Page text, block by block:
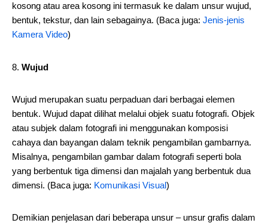
kosong atau area kosong ini termasuk ke dalam unsur wujud,
bentuk, tekstur, dan lain sebagainya. (Baca juga: Jenis-jenis
Kamera Video)
Wujud
Wujud merupakan suatu perpaduan dari berbagai elemen
bentuk. Wujud dapat dilihat melalui objek suatu fotografi. Objek
atau subjek dalam fotografi ini menggunakan komposisi
cahaya dan bayangan dalam teknik pengambilan gambarnya.
Misalnya, pengambilan gambar dalam fotografi seperti bola
yang berbentuk tiga dimensi dan majalah yang berbentuk dua
dimensi. (Baca juga: Komunikasi Visual)
Demikian penjelasan dari beberapa unsur – unsur grafis dalam